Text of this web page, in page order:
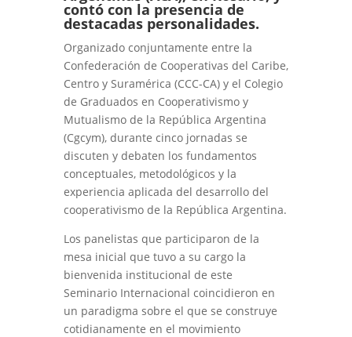
contó con la presencia de
destacadas personalidades.
Organizado conjuntamente entre la
Confederación de Cooperativas del Caribe,
Centro y Suramérica (CCC-CA) y el Colegio
de Graduados en Cooperativismo y
Mutualismo de la República Argentina
(Cgcym), durante cinco jornadas se
discuten y debaten los fundamentos
conceptuales, metodológicos y la
experiencia aplicada del desarrollo del
cooperativismo de la República Argentina.
Los panelistas que participaron de la
mesa inicial que tuvo a su cargo la
bienvenida institucional de este
Seminario Internacional coincidieron en
un paradigma sobre el que se construye
cotidianamente en el movimiento